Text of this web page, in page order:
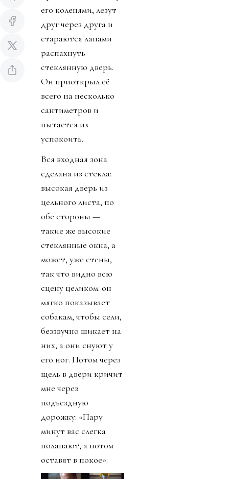
его коленями, лезут
друг через друга и
стараются лапами
распахнуть
стеклянную дверь.
Он приоткрыл её
всего на несколько
сантиметров и
пытается их
успокоить.
Вся входная зона
сделана из стекла:
высокая дверь из
цельного листа, по
обе стороны —
такие же высокие
стеклянные окна, а
может, уже стены,
так что видно всю
сцену целиком: он
мягко показывает
собакам, чтобы сели,
беззвучно шикает на
них, а они снуют у
его ног. Потом через
щель в двери кричит
мне через
подъездную
дорожку: «Пару
минут вас слегка
полапают, а потом
оставят в покое».